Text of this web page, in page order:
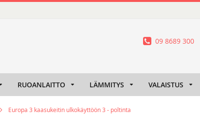
09 8689 300
RUOANLAITTO LÄMMITYS VALAISTUS
Europa 3 kaasukeitin ulkokäyttöön 3 - poltinta